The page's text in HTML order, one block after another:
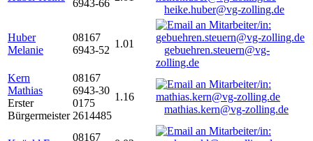
6943-66
heike.huber@vg-zolling.de
Huber
Melanie
08167
6943-52
1.01
gebuehren.steuern@vg-
zolling.de
Kern
Mathias
Erster
Bürgermeister
08167
6943-30
0175
2614485
1.16
mathias.kern@vg-zolling.de
08167